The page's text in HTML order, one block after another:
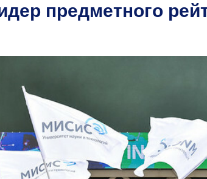
предметного